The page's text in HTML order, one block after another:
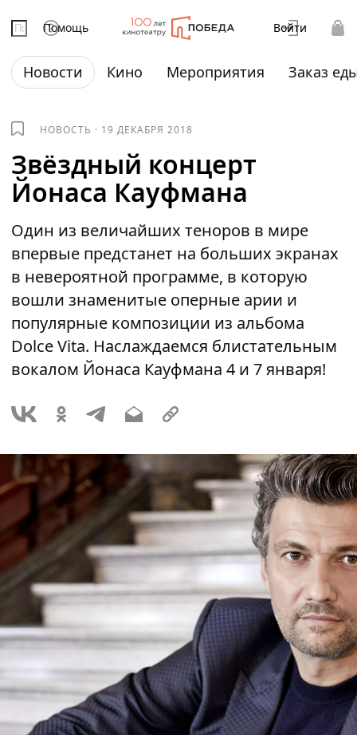
Помощь Войти
Новости Кино Мероприятия Заказ
НОВОСТЬ · 19 ДЕКАБРЯ 2018
Звёздный концерт
Йонаса Кауфмана
Один из величайших теноров в мире
впервые предстанет на больших экранах
в невероятной программе, в которую
вошли знаменитые оперные арии и
популярные композиции из альбома
Dolce Vita. Наслаждаемся блистательным
вокалом Йонаса Кауфмана 4 и 7 января!